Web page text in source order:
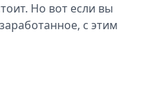
Но вот если вы
с этим